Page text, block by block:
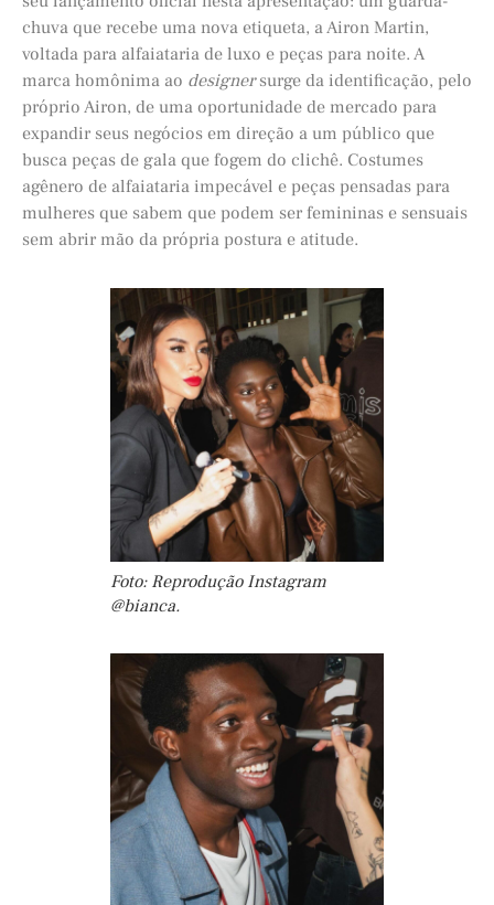
chuva que recebe uma nova etiqueta, a Airon Martin,
voltada para alfaiataria de luxo e peças para noite. A
marca homônima ao designersurge da identificação, pelo
próprio Airon, de uma oportunidade de mercado para
expandir seus negócios em direção a um público que
busca peças de gala que fogem do clichê. Costumes
agênero de alfaiataria impecável e peças pensadas para
mulheres que sabem que podem ser femininas e sensuais
sem abrir mão da própria postura e atitude.
Foto: Reprodução Instagram
@bianca.